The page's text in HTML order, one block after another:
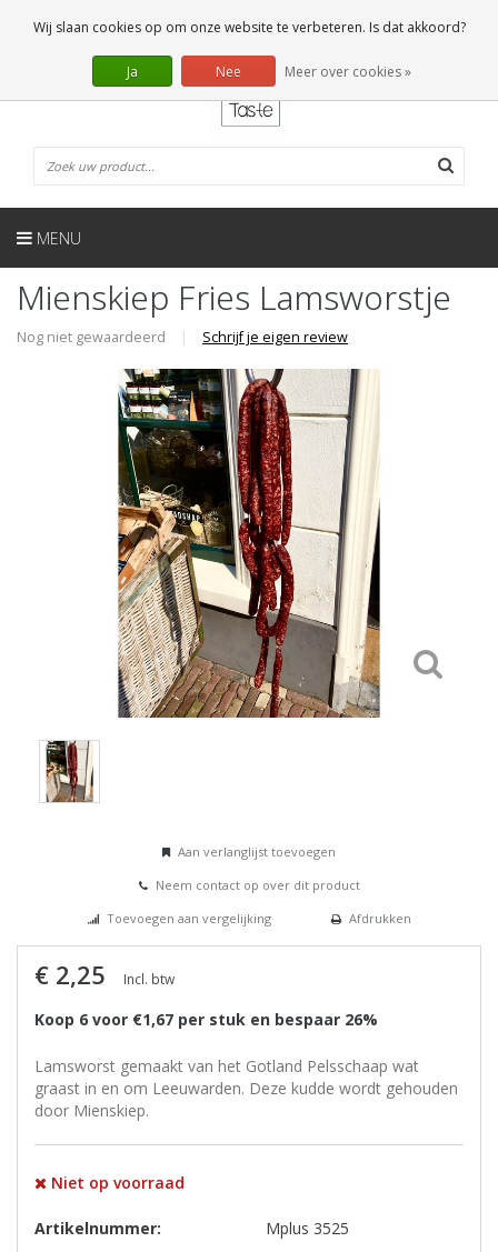
0 Artikelen
NL
MENU
Mienskiep Fries Lamsworstje
Nog niet gewaardeerd | Schrijf je eigen review
Aan verlanglijst toevoegen
Neem contact op over dit product
Toevoegen aan vergelijking
Afdrukken
€ 2,25 Incl. btw
Koop 6 voor €1,67 per stuk en bespaar 26%
Lamsworst gemaakt van het Gotland Pelsschaap wat
graast in en om Leeuwarden. Deze kudde wordt gehouden
door Mienskiep.
Niet op voorraad
Artikelnummer: Mplus 3525
Wij slaan cookies op om onze website te verbeteren. Is dat akkoord?
Ja Nee Meer over cookies »